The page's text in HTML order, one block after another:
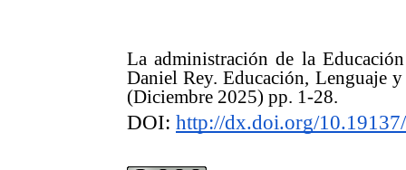
La administración de la
Daniel Rey. Educación, Lenguaje
(Diciembre 2025) pp. 1-28.
DOI: http://dx.doi.org/